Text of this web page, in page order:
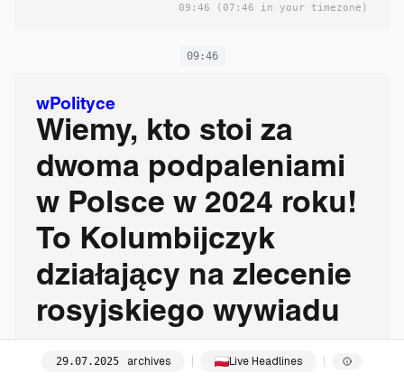
09:46 (07:46 in your timezone)
09:46
wPolityce
Wiemy, kto stoi za
dwoma podpaleniami
w Polsce w 2024 roku!
To Kolumbijczyk
działający na zlecenie
rosyjskiego wywiadu
29.07.2025 archives Live Headlines